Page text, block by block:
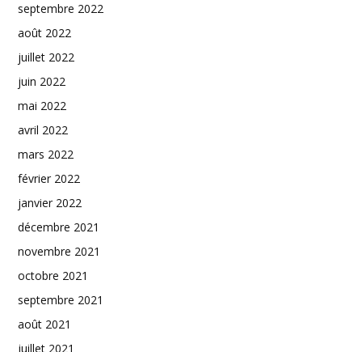
septembre 2022
août 2022
juillet 2022
juin 2022
mai 2022
avril 2022
mars 2022
février 2022
janvier 2022
décembre 2021
novembre 2021
octobre 2021
septembre 2021
août 2021
juillet 2021